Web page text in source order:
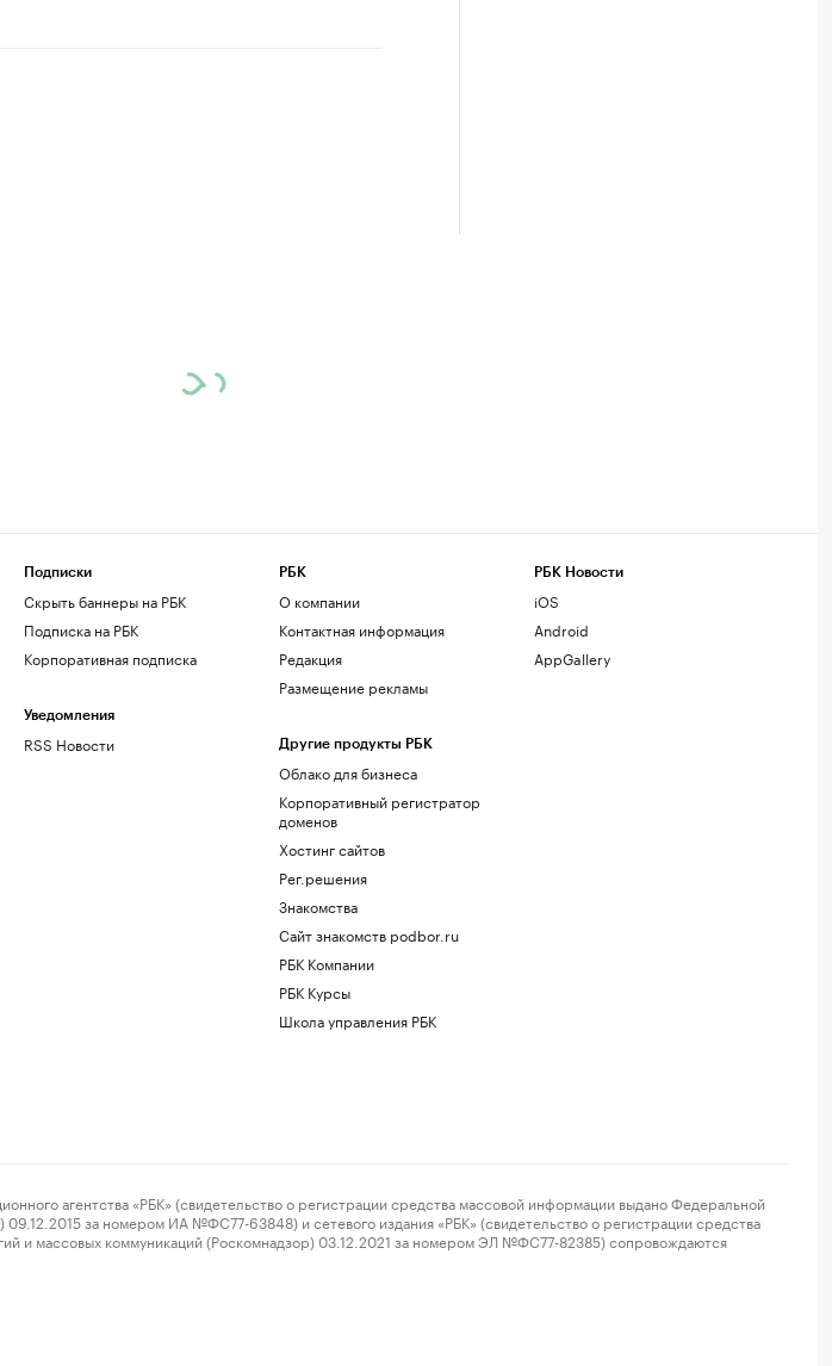
Подписки
Скрыть баннеры на РБК
Подписка на РБК
Корпоративная подписка
Уведомления
RSS Новости
РБК
О компании
Контактная информация
Редакция
Размещение рекламы
Другие продукты РБК
Облако для бизнеса
Корпоративный регистратор
доменов
Хостинг сайтов
Рег.решения
Знакомства
Сайт знакомств podbor.ru
РБК Компании
РБК Курсы
Школа управления РБК
РБК Новости
iOS
Android
AppGallery
агентства «РБК» (свидетельство о регистрации средства массовой информации выдано Федеральной
за номером ИА №ФС77-63848) и сетевого издания «РБК» (свидетельство о регистрации средства
и массовых коммуникаций (Роскомнадзор) 03.12.2021 за номером ЭЛ №ФС77-82385) сопровождаются